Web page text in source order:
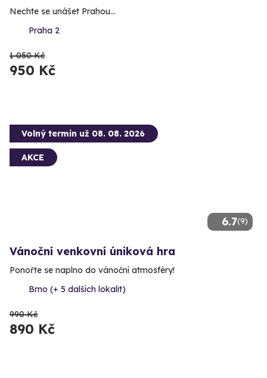
Nechte se unášet Prahou...
Praha 2
1 050 Kč
950 Kč
6.7(9)
Volný termín už 08. 08. 2026
AKCE
Vánoční venkovní úniková hra
Ponořte se naplno do vánoční atmosféry!
Brno (+ 5 dalších lokalit)
990 Kč
890 Kč